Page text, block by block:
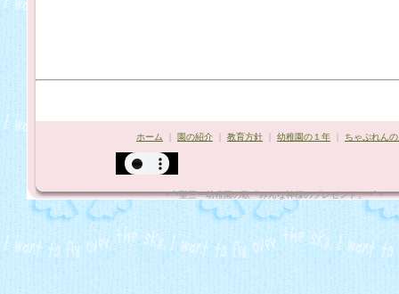
ホーム 園の紹介 教育方針 幼稚園の１年 ちゃぷれん
*¨`•聖三一幼稚園の歌「みんな神様のプレゼント」"•´¨*